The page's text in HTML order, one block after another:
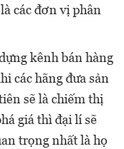
các đơn vị phân
kênh bán hàng
các hãng đưa sản
sẽ là chiếm thị
giá thì đại lí sẽ
trọng nhất là họ